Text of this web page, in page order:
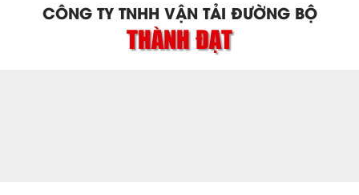
CÔNG TY TNHH VẬN TẢI ĐƯỜNG BỘ
THÀNH ĐẠT